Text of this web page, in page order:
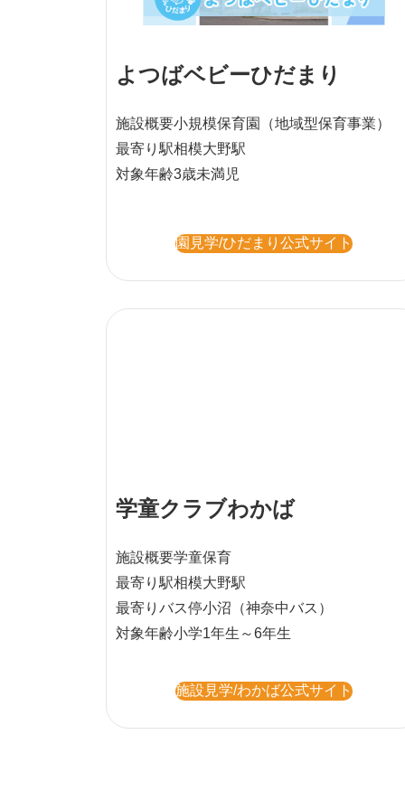
よつばベビーひだまり
施設概要小規模保育園
（地域型保育事業）
最寄り駅相模大野駅
対象年齢3歳未満児
園見学/ひだまり公式サイト
学童クラブわかば
施設概要学童保育
最寄り駅相模大野駅
最寄りバス停小沼（神奈中バス）
対象年齢小学1年生～6年生
施設見学/わかば公式サイト